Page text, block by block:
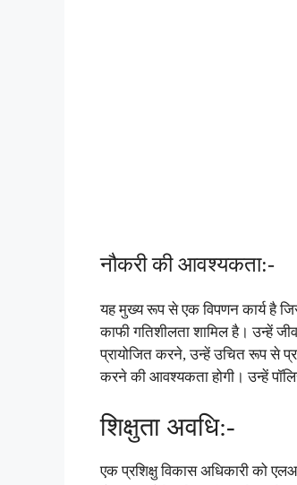
नौकरी की आवश्यकता:-
यह मुख्य रूप से एक विपणन कार्य है
काफी गतिशीलता शामिल है। उन्हें
प्रायोजित करने, उन्हें उचित रूप से
करने की आवश्यकता होगी। उन्हें
शिक्षुता अवधि:-
एक प्रशिक्षु विकास अधिकारी को